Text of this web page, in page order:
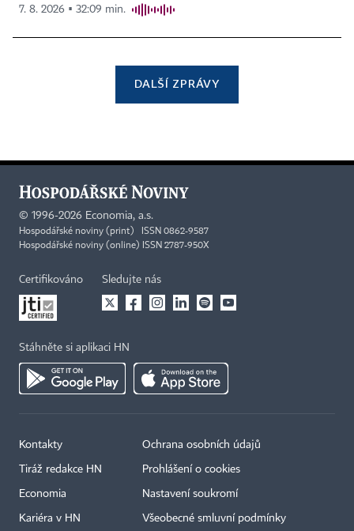
7. 8. 2026 ▪ 32:09 min.
DALŠÍ ZPRÁVY
© 1996-2026 Economia, a.s.
Hospodářské noviny (print) ISSN 0862-9587
Hospodářské noviny (online) ISSN 2787-950X
Certifikováno Sledujte nás
Stáhněte si aplikaci HN
Kontakty
Tiráž redakce HN
Economia
Kariéra v HN
Ochrana osobních údajů
Prohlášení o cookies
Nastavení soukromí
Všeobecné smluvní podmínky